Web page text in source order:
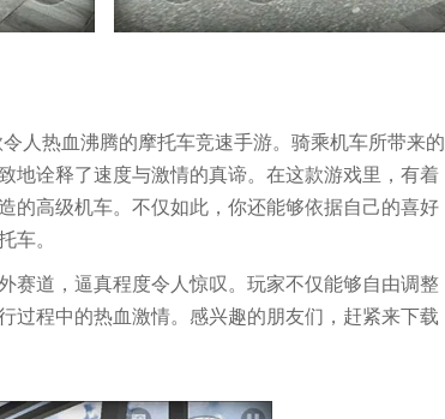
人热血沸腾的摩托车竞速手游。骑乘机车所带来的
地诠释了速度与激情的真谛。在这款游戏里，有着
的高级机车。不仅如此，你还能够依据自己的喜好
车。
赛道，逼真程度令人惊叹。玩家不仅能够自由调整
过程中的热血激情。感兴趣的朋友们，赶紧来下载